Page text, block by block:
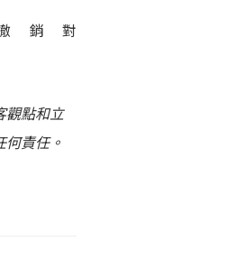
銷對
觀點和立
責任。